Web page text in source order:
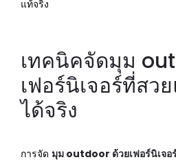
แท้จริง
เทคนิคจัดมุม
เฟอร์นิเจอร์ที่สว
ได้จริง
การจัด มุม outdoor ด้วยเฟอร์นิเจอ